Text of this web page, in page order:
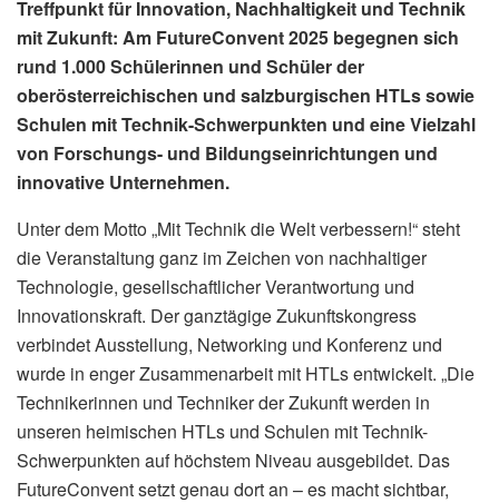
Treffpunkt für Innovation, Nachhaltigkeit und Technik
mit Zukunft: Am FutureConvent 2025 begegnen sich
rund 1.000 Schülerinnen und Schüler der
oberösterreichischen und salzburgischen HTLs sowie
Schulen mit Technik-Schwerpunkten und eine Vielzahl
von Forschungs- und Bildungseinrichtungen und
innovative Unternehmen.
Unter dem Motto „Mit Technik die Welt verbessern!“ steht
die Veranstaltung ganz im Zeichen von nachhaltiger
Technologie, gesellschaftlicher Verantwortung und
Innovationskraft. Der ganztägige Zukunftskongress
verbindet Ausstellung, Networking und Konferenz und
wurde in enger Zusammenarbeit mit HTLs entwickelt. „Die
Technikerinnen und Techniker der Zukunft werden in
unseren heimischen HTLs und Schulen mit Technik-
Schwerpunkten auf höchstem Niveau ausgebildet. Das
FutureConvent setzt genau dort an – es macht sichtbar,